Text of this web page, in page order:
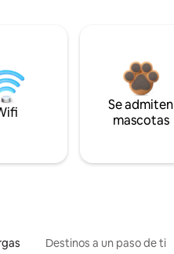
Se admiten
mascotas
Destinos a un paso de ti